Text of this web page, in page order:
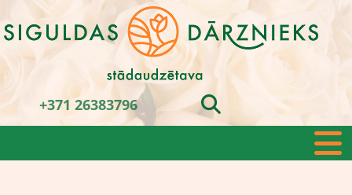
+371 26383796